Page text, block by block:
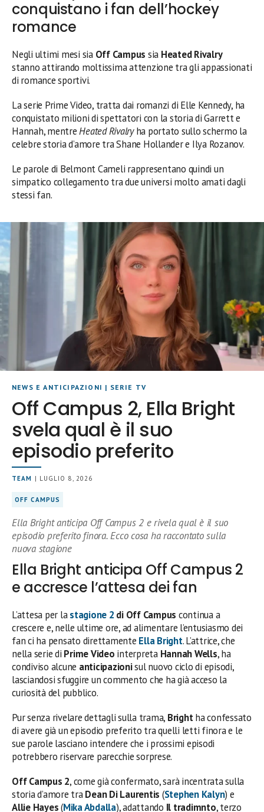
conquistano i fan dell’hockey
romance
Negli ultimi mesi sia Off Campus sia Heated Rivalry
stanno attirando moltissima attenzione tra gli appassionati
di romance sportivi.
La serie Prime Video, tratta dai romanzi di Elle Kennedy, ha
conquistato milioni di spettatori con la storia di Garrett e
Hannah, mentreHeated Rivalryha portato sullo schermo la
celebre storia d’amore tra Shane Hollander e Ilya Rozanov.
Le parole di Belmont Cameli rappresentano quindi un
simpatico collegamento tra due universi molto amati dagli
stessi fan.
NEWS E ANTICIPAZIONI | SERIE TV
Off Campus 2, Ella Bright
svela qual è il suo
episodio preferito
TEAM | LUGLIO 8, 2026
OFF CAMPUS
Ella Bright anticipa Off Campus 2 e rivela qual è il suo
episodio preferito finora. Ecco cosa ha raccontato sulla
nuova stagione
Ella Bright anticipa Off Campus 2
e accresce l’attesa dei fan
L’attesa per la stagione 2 di Off Campus continua a
crescere e, nelle ultime ore, ad alimentare l’entusiasmo dei
fan ci ha pensato direttamente Ella Bright. L’attrice, che
nella serie di Prime Video interpreta Hannah Wells, ha
condiviso alcune anticipazionisul nuovo ciclo di episodi,
lasciandosi sfuggire un commento che ha già acceso la
curiosità del pubblico.
Pur senza rivelare dettagli sulla trama, Brightha confessato
di avere già un episodio preferito tra quelli letti finora e le
sue parole lasciano intendere che i prossimi episodi
potrebbero riservare parecchie sorprese.
Off Campus 2, come già confermato, sarà incentrata sulla
storia d’amore traDean Di Laurentis (Stephen Kalyn) e
Allie Hayes(Mika Abdalla), adattando Il tradimnto, terzo